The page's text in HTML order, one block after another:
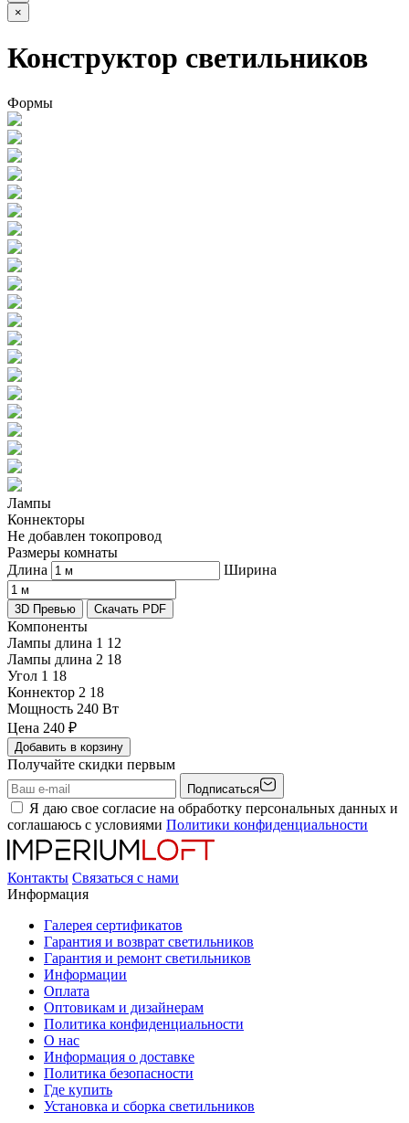
×
Конструктор светильников
Формы
Лампы
Коннекторы
Не добавлен токопровод
Размеры комнаты
Длина
Ширина
3D Превью Скачать PDF
Компоненты
Лампы длина 1 12
Лампы длина 2 18
Угол 1 18
Коннектор 2 18
Мощность 240 Вт
Цена 240 ₽
Добавить в корзину
Получайте скидки первым
Подписаться
Я даю свое согласие на обработку персональных данных и
соглашаюсь с условиями Политики конфиденциальности
Контакты Связаться с нами
Информация
Галерея сертификатов
Гарантия и возврат светильников
Гарантия и ремонт светильников
Информации
Оплата
Оптовикам и дизайнерам
Политика конфиденциальности
О нас
Информация о доставке
Политика безопасности
Где купить
Установка и сборка светильников